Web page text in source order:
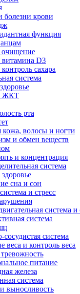
болезни крови
функция
очищение
D3
сахара
система
ЖКТ
рта
кожа, волосы и ногти
и обмен веществ
и концентрация
система
сна и сон
и стресс
система и
система
сосудистая система
веса и контроль веса
питание
железа
система
выносливость